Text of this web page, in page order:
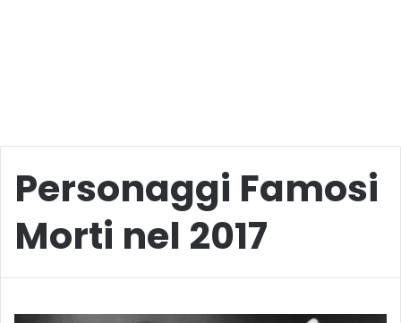
Personaggi Famosi
Morti nel 2017